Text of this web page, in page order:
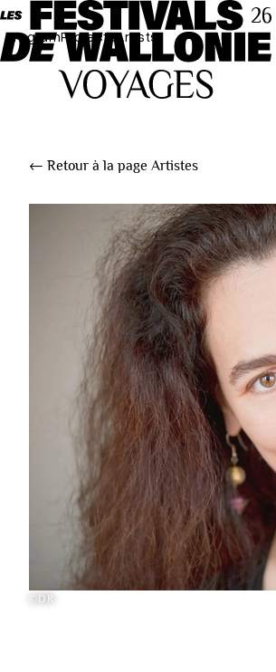
ProgramProjectsArtists
← Retour à la page Artistes
©DR